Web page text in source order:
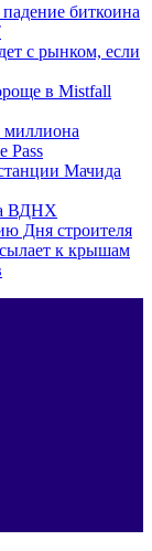
биткоина
с рынком, если
в Mistfall
миллиона
Pass
Мачида
ВДНХ
Дня строителя
к крышам